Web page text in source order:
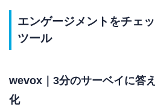
エンゲージメントをチェ
ツール
wevox｜3分のサーベイに答
化